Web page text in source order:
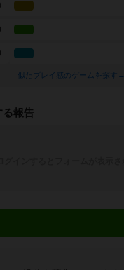
似たプレイ感のゲームを探す→
る報告